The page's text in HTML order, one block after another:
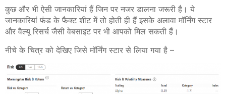
कुछ और भी ऐसी जानकारियां हैं जिन पर नजर डालना जरूरी है। ये
जानकारियां फंड के फैक्ट शीट में तो होती ही हैं इसके अलावा मॉर्निंग स्टार
और वैल्यू रिसर्च जैसी वेबसाइट पर भी आपको मिल सकती हैं।
नीचे के चित्र को देखिए जिसे मॉर्निंग स्टार से लिया गया है –